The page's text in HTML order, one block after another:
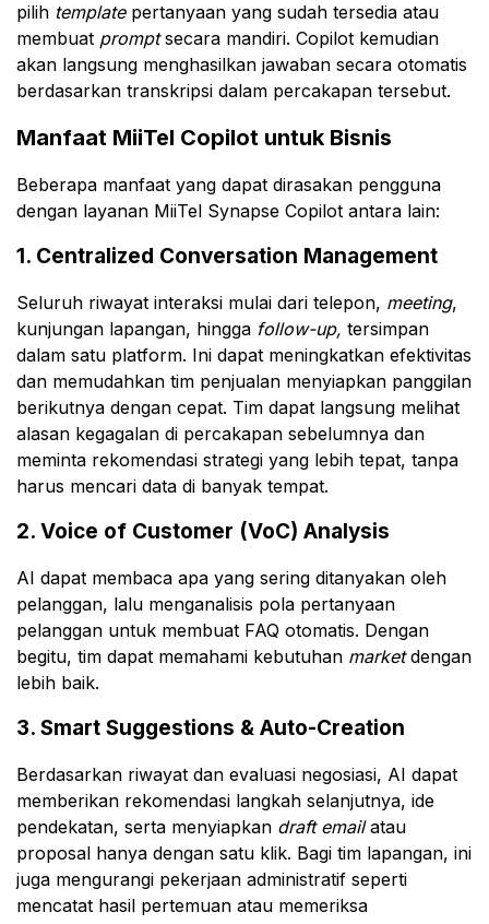
pilih templatepertanyaan yang sudah tersedia atau
membuat promptsecara mandiri. Copilot kemudian
akan langsung menghasilkan jawaban secara otomatis
berdasarkan transkripsi dalam percakapan tersebut.
Manfaat MiiTel Copilot untuk Bisnis
Beberapa manfaat yang dapat dirasakan pengguna
dengan layanan MiiTel Synapse Copilot antara lain:
1. Centralized Conversation Management
Seluruh riwayat interaksi mulai dari telepon, meeting,
kunjungan lapangan, hingga follow-up, tersimpan
dalam satu platform. Ini dapat meningkatkan efektivitas
dan memudahkan tim penjualan menyiapkan panggilan
berikutnya dengan cepat. Tim dapat langsung melihat
alasan kegagalan di percakapan sebelumnya dan
meminta rekomendasi strategi yang lebih tepat, tanpa
harus mencari data di banyak tempat.
2. Voice of Customer (VoC) Analysis
AI dapat membaca apa yang sering ditanyakan oleh
pelanggan, lalu menganalisis pola pertanyaan
pelanggan untuk membuat FAQ otomatis. Dengan
begitu, tim dapat memahami kebutuhan marketdengan
lebih baik.
3. Smart Suggestions & Auto-Creation
Berdasarkan riwayat dan evaluasi negosiasi, AI dapat
memberikan rekomendasi langkah selanjutnya, ide
pendekatan, serta menyiapkan draft emailatau
proposal hanya dengan satu klik. Bagi tim lapangan, ini
juga mengurangi pekerjaan administratif seperti
mencatat hasil pertemuan atau memeriksa